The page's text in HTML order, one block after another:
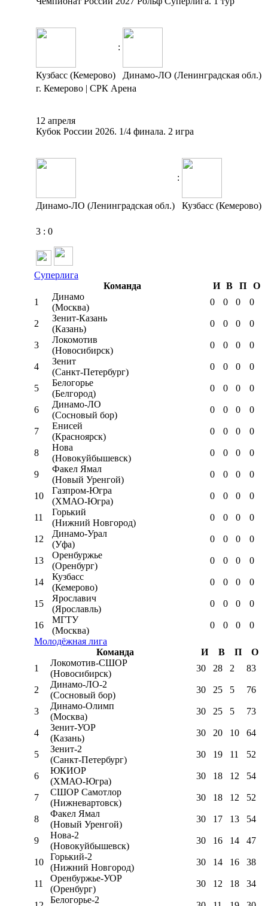
:
Кузбасс (Кемерово)
Динамо-ЛО (Ленинградская обл.)
г. Кемерово | СРК Арена
12 апреля
Кубок России 2026. 1/4 финала. 2 игра
:
Динамо-ЛО (Ленинградская обл.) Кузбасс (Кемерово)
3 : 0
Суперлига
Команда
И В П
О
1
Динамо
(Москва)
0 0 0 0
2
Зенит-Казань
(Казань)
0 0 0 0
3
Локомотив
(Новосибирск)
0 0 0 0
4
Зенит
(Санкт-Петербург)
0 0 0 0
5
Белогорье
(Белгород)
0 0 0 0
6
Динамо-ЛО
(Сосновый бор)
0 0 0 0
7
Енисей
(Красноярск)
0 0 0 0
8
Нова
(Новокуйбышевск)
0 0 0 0
9
Факел Ямал
(Новый Уренгой)
0 0 0 0
10
Газпром-Югра
(ХМАО-Югра)
0 0 0 0
11
Горький
(Нижний Новгород)
0 0 0 0
12
Динамо-Урал
(Уфа)
0 0 0 0
13
Оренбуржье
(Оренбург)
0 0 0 0
14
Кузбасс
(Кемерово)
0 0 0 0
15
Ярославич
(Ярославль)
0 0 0 0
16
МГТУ
(Москва)
0 0 0
0
Молодёжная лига
Команда
И В П
О
1
Локомотив-CШОР
(Новосибирск)
30 28 2 83
2
Динамо-ЛО-2
(Сосновый бор)
30 25 5 76
3
Динамо-Олимп
(Москва)
30 25 5 73
4
Зенит-УОР
(Казань)
30 20 10 64
5
Зенит-2
(Санкт-Петербург)
30 19 11 52
6
ЮКИОР
(ХМАО-Югра)
30 18 12 54
7
СШОР Самотлор
(Нижневартовск)
30 18 12 52
8
Факел Ямал
(Новый Уренгой)
30 17 13 54
9
Нова-2
(Новокуйбышевск)
30 16 14 47
10
Горький-2
(Нижний Новгород)
30 14 16 38
11
Оренбуржье-УОР
(Оренбург)
30 12 18 34
Белогорье-2